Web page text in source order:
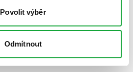
Povolit výběr
Odmítnout